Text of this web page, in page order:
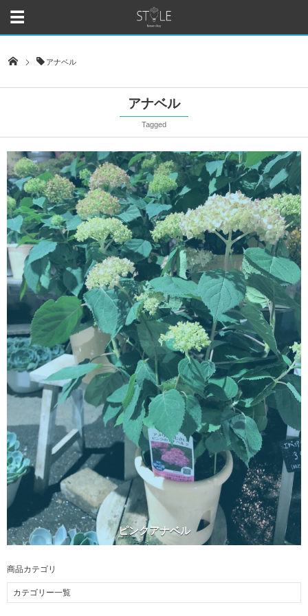
アナベル
アナベル
Tagged
ピンクアナベル
商品カテゴリ